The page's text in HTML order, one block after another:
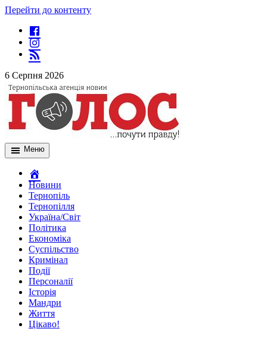
Перейти до контенту
6 Серпня 2026
Меню
Новини
Тернопіль
Тернопілля
Україна/Світ
Політика
Економіка
Суспільство
Кримінал
Події
Персоналії
Історія
Мандри
Життя
Цікаво!